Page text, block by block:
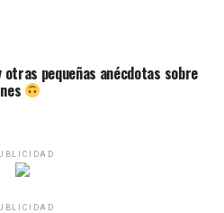
otras pequeñas anécdotas sobre